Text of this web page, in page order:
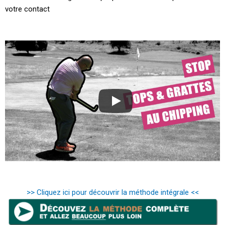
votre contact
>> Cliquez ici pour découvrir la méthode intégrale <<